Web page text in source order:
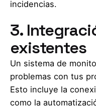
incidencias.
3.
existentes
Un sistema de
problemas con tus
Esto incluye la
como la